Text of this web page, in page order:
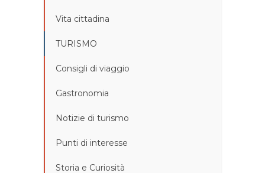
Vita cittadina
TURISMO
Consigli di viaggio
Gastronomia
Notizie di turismo
Punti di interesse
Storia e Curiosità